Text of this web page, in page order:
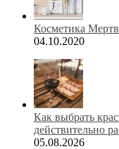
Косметика
04.10.2020
Как выбрать
действительно
05.08.2026